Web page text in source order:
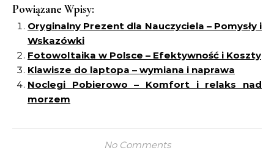
Powiązane Wpisy:
Oryginalny Prezent dla Nauczyciela – Pomysły i
Wskazówki
Fotowoltaika w Polsce – Efektywność i Koszty
Klawisze do laptopa – wymiana i naprawa
Noclegi Pobierowo – Komfort i relaks nad
morzem
No Comments